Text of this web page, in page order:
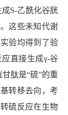
成S-乙酰化谷胱
这些未知代谢
验均得到了验
直接生成γ-谷
肽是“硫”的重
转移去向，考
硫反应在生物